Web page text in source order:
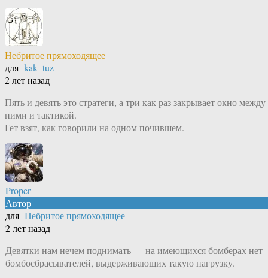
Небритое прямоходящее
для kak_tuz
2 лет назад
Пять и девять это стратеги, а три как раз закрывает окно между
ними и тактикой.
Гет взят, как говорили на одном почившем.
Proper
Автор
для Небритое прямоходящее
2 лет назад
Девятки нам нечем поднимать — на имеющихся бомберах нет
бомбосбрасывателей, выдерживающих такую нагрузку.